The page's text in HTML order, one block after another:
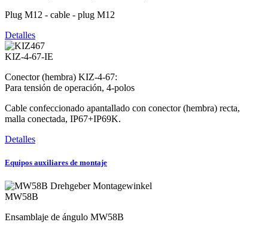
Plug M12 - cable - plug M12
Detalles
KIZ-4-67-IE
Conector (hembra) KIZ-4-67:
Para tensión de operación, 4-polos
Cable confeccionado apantallado con conector (hembra) recta,
malla conectada, IP67+IP69K.
Detalles
Equipos auxiliares de montaje
MW58B
Ensamblaje de ángulo MW58B